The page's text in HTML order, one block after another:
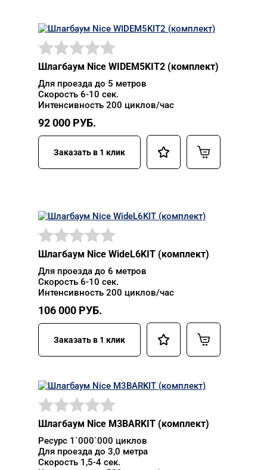
Шлагбаум Nice WIDEM5KIT2 (комплект)
Для проезда до 5 метров
Скорость 6-10 сек.
Интенсивность 200 циклов/час
92 000 РУБ.
Заказать в 1 клик
Шлагбаум Nice WideL6KIT (комплект)
Для проезда до 6 метров
Скорость 6-10 сек.
Интенсивность 200 циклов/час
106 000 РУБ.
Заказать в 1 клик
Шлагбаум Nice M3BARKIT (комплект)
Ресурс 1`000`000 циклов
Для проезда до 3,0 метра
Скорость 1,5-4 сек.